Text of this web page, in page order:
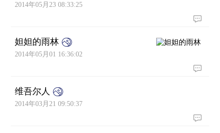
2014年05月23 08:33:25
妲妲的雨林
2014年05月01 16:36:02
维吾尔人
2014年03月21 09:50:37